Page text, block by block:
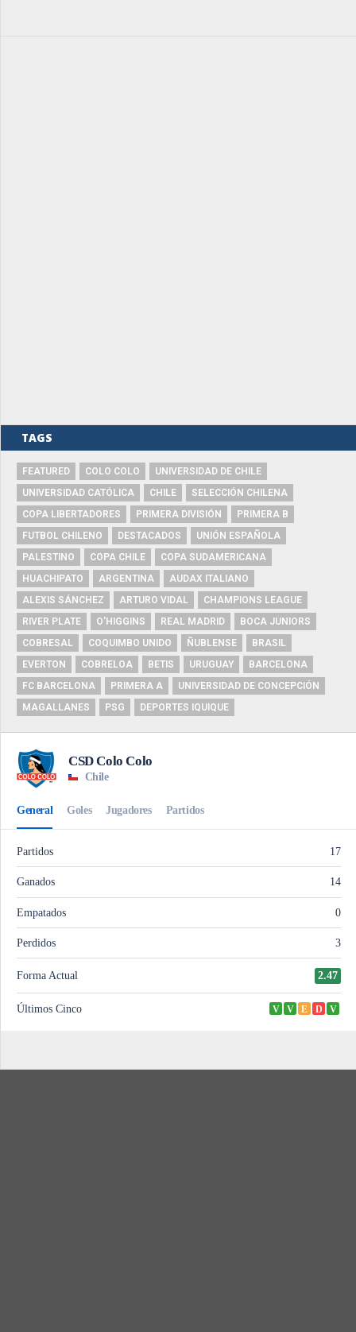
TAGS
FEATURED COLO COLO
UNIVERSIDAD DE CHILE
UNIVERSIDAD CATÓLICA
CHILE
SELECCIÓN CHILENA
COPA LIBERTADORES
PRIMERA DIVISIÓN
PRIMERA B
FUTBOL CHILENO
DESTACADOS
UNIÓN ESPAÑOLA
PALESTINO
COPA CHILE
COPA SUDAMERICANA
HUACHIPATO
ARGENTINA
AUDAX ITALIANO
ALEXIS SÁNCHEZ
ARTURO VIDAL
CHAMPIONS LEAGUE
RIVER PLATE
O'HIGGINS REAL MADRID
BOCA JUNIORS
COBRESAL
COQUIMBO UNIDO ÑUBLENSE
BRASIL
EVERTON
COBRELOA BETIS URUGUAY
BARCELONA
FC BARCELONA
PRIMERA A
UNIVERSIDAD DE CONCEPCIÓN
MAGALLANES
PSG DEPORTES IQUIQUE